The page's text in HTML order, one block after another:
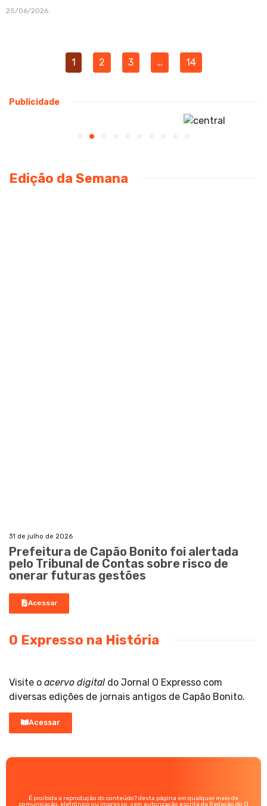
25/06/2026
1 2 3 … 14
Publicidade
Edição da Semana
31 de julho de 2026
Prefeitura de Capão Bonito foi alertada
pelo Tribunal de Contas sobre risco de
onerar futuras gestões
Acessar
O Expresso na História
Visite o acervo digital do Jornal O Expresso com
diversas edições de jornais antigos de Capão Bonito.
Acessar
É proibida a reprodução do conteúdo? desta página em qualquer meio de
comunicação, eletrônico ou impresso, sem autorização escrita da Redação do O